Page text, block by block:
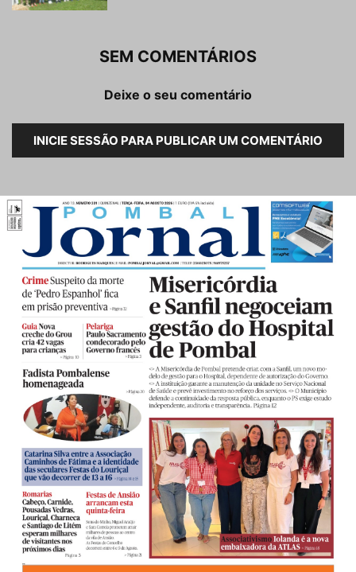
SEM COMENTÁRIOS
Deixe o seu comentário
INICIE SESSÃO PARA PUBLICAR UM COMENTÁRIO